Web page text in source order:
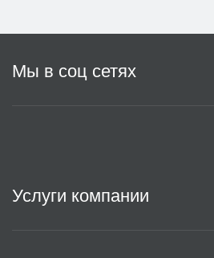
Мы в соц сетях
Услуги компании